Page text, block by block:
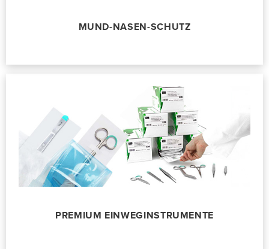
MUND-NASEN-SCHUTZ
PREMIUM EINWEGINSTRUMENTE